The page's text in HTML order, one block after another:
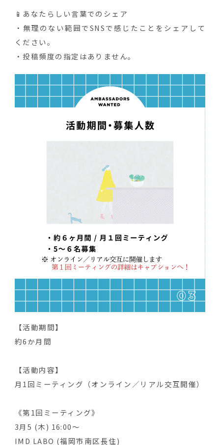
📱あなたらしい言葉でのシェア
・無理のない範囲でSNSで感じたことをシェアして
ください。
・投稿頻度の指定はありません。
【活動期間】
約6か月間
【活動内容】
月1回ミーティング（オンライン／リアル交互開催）
《第1回ミーティング》
3月5 (木) 16:00〜
IMD LABO (福岡市南区長住)